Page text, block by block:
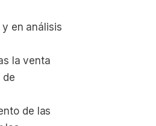
en análisis
la venta
de
de las